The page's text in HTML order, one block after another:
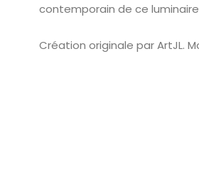
contemporain de ce
Création originale par ArtJL.